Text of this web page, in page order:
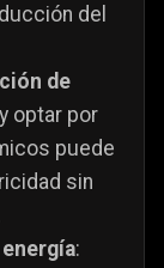
del
de
optar por
puede
sin
: